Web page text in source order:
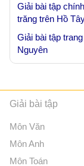
Giải bài tập
trăng trên Hồ
Giải bài tập
Nguyên
Giải bài tập
Môn Văn
Môn Anh
Môn Toán